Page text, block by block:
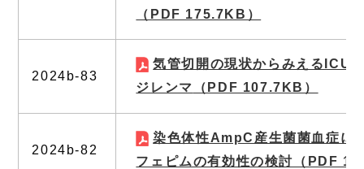
（PDF 175.7KB）
2024b-83
気管切開の現状からみえるICU
ジレンマ
（PDF 107.7KB）
2024b-82
染色体性AmpC産生菌菌血症に
フェピムの有効性の検討 （PDF